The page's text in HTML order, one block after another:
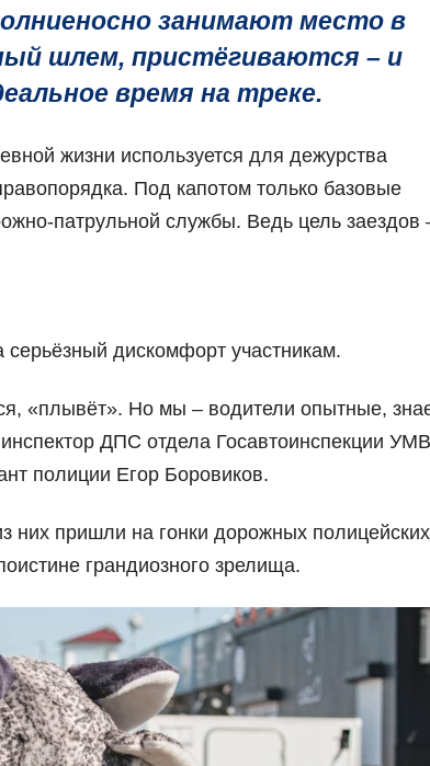
занимают место в
шлем, пристёгиваются – и
время на треке.
жизни используется для дежурства
Под капотом только базовые
патрульной службы. Ведь цель заездов
дискомфорт участникам.
«плывёт». Но мы – водители опытные,
ДПС отдела Госавтоинспекции
полиции Егор Боровиков.
них пришли на гонки дорожных полицейских
грандиозного зрелища.